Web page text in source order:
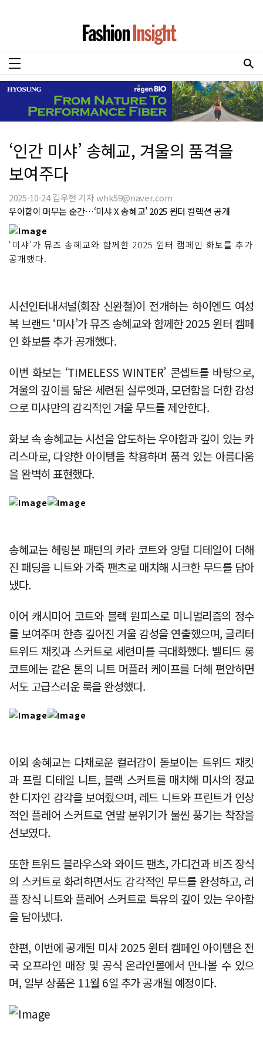
‘인간 미샤’ 송혜교, 겨울의 품격을
보여주다
2025-10-24 김우현 기자 whk59@naver.com
우아함이 머무는 순간…‘미샤 X 송혜교’ 2025 윈터 컬렉션 공개
‘미샤’가 뮤즈 송혜교와 함께한 2025 윈터 캠페인 화보를 추가
공개했다.
시선인터내셔널(회장 신완철)이 전개하는 하이엔드 여성
복 브랜드 ‘미샤’가 뮤즈 송혜교와 함께한 2025 윈터 캠페
인 화보를 추가 공개했다.
이번 화보는 ‘TIMELESS WINTER’ 콘셉트를 바탕으로,
겨울의 깊이를 닮은 세련된 실루엣과, 모던함을 더한 감성
으로 미샤만의 감각적인 겨울 무드를 제안한다.
화보 속 송혜교는 시선을 압도하는 우아함과 깊이 있는 카
리스마로, 다양한 아이템을 착용하며 품격 있는 아름다움
을 완벽히 표현했다.
송혜교는 헤링본 패턴의 카라 코트와 양털 디테일이 더해
진 패딩을 니트와 가죽 팬츠로 매치해 시크한 무드를 담아
냈다.
이어 캐시미어 코트와 블랙 원피스로 미니멀리즘의 정수
를 보여주며 한층 깊어진 겨울 감성을 연출했으며, 글리터
트위드 재킷과 스커트로 세련미를 극대화했다. 벨티드 롱
코트에는 같은 톤의 니트 머플러 케이프를 더해 편안하면
서도 고급스러운 룩을 완성했다.
이외 송혜교는 다채로운 컬러감이 돋보이는 트위드 재킷
과 프릴 디테일 니트, 블랙 스커트를 매치해 미샤의 정교
한 디자인 감각을 보여줬으며, 레드 니트와 프린트가 인상
적인 플레어 스커트로 연말 분위기가 물씬 풍기는 착장을
선보였다.
또한 트위드 블라우스와 와이드 팬츠, 가디건과 비즈 장식
의 스커트로 화려하면서도 감각적인 무드를 완성하고, 러
플 장식 니트와 플레어 스커트로 특유의 깊이 있는 우아함
을 담아냈다.
한편, 이번에 공개된 미샤 2025 윈터 캠페인 아이템은 전
국 오프라인 매장 및 공식 온라인몰에서 만나볼 수 있으
며, 일부 상품은 11월 6일 추가 공개될 예정이다.